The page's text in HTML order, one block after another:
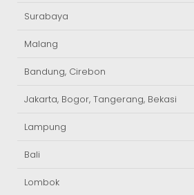
Surabaya
Malang
Bandung, Cirebon
Jakarta, Bogor, Tangerang, Bekasi
Lampung
Bali
Lombok